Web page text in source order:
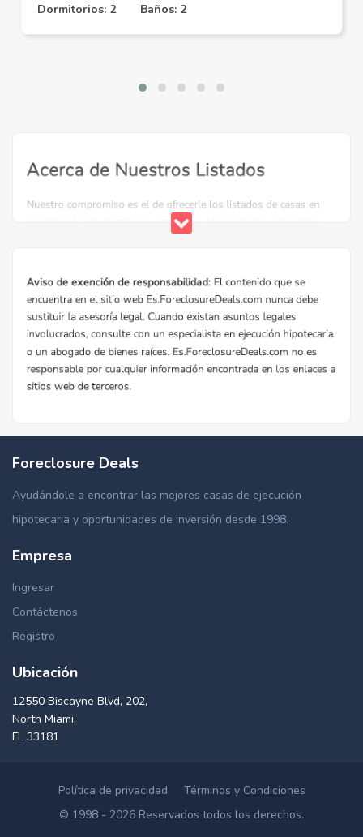
Dormitorios: 2
Baños: 2
Foreclosure Deals
Ayudándole a encontrar las mejores casas de ejecución
hipotecaria y oportunidades de inversión desde 1998.
Empresa
Ingresar
Contáctenos
Registro
Ubicación
12550 Biscayne Blvd, 202,
North Miami,
FL 33181
Política de privacidad
Términos y Condiciones
© 1998 - 2026 Reservados todos los derechos.